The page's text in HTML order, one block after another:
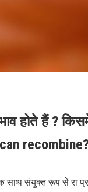
होते हैं ?
संयुक्त रूप से रा